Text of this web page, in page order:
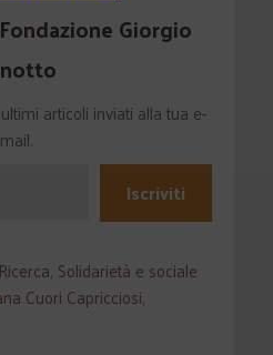
Giorgio
articoli inviati alla tua e-
mail.
Iscriviti
, Solidarietà e sociale
Cuori Capricciosi,